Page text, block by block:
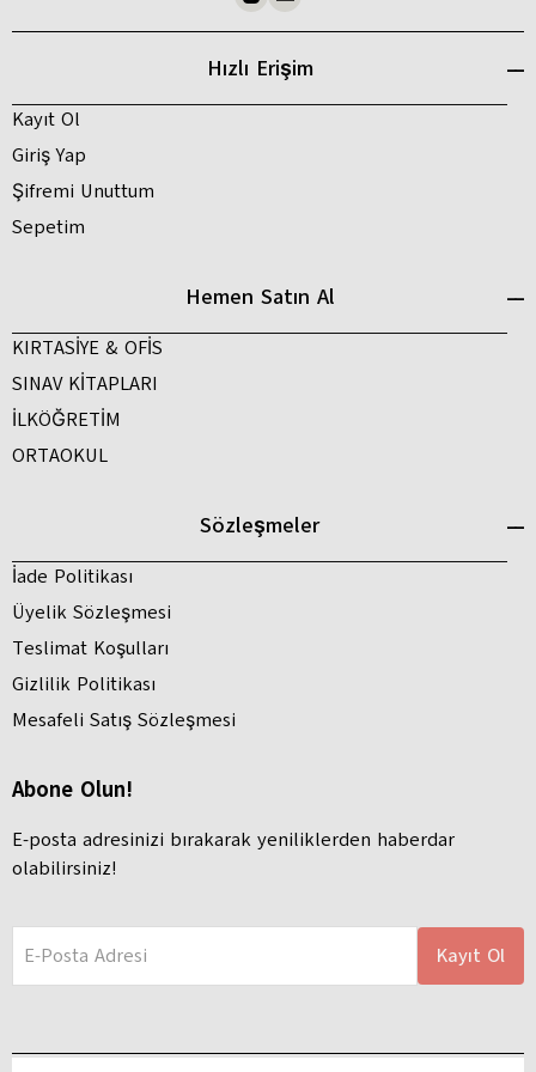
Hızlı Erişim
Kayıt Ol
Giriş Yap
Şifremi Unuttum
Sepetim
Hemen Satın Al
KIRTASİYE & OFİS
SINAV KİTAPLARI
İLKÖĞRETİM
ORTAOKUL
Sözleşmeler
İade Politikası
Üyelik Sözleşmesi
Teslimat Koşulları
Gizlilik Politikası
Mesafeli Satış Sözleşmesi
Abone Olun!
E-posta adresinizi bırakarak yeniliklerden haberdar
olabilirsiniz!
E-Posta Adresi Kayıt Ol